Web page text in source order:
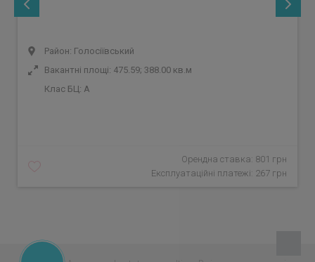
Район: Голосіївський
Вакантні площі: 475.59; 388.00 кв.м
Клас БЦ: A
Орендна ставка: 801 грн
Експлуатаційні платежі: 267 грн